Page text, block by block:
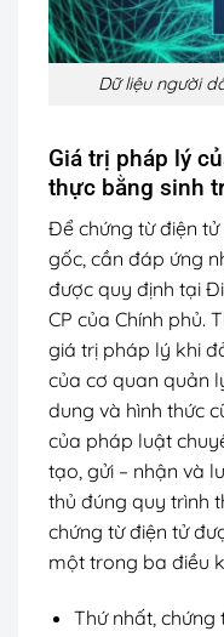
Dữ liệu người
Giá trị pháp lý
thực bằng sinh
Để chứng từ điện
gốc, cần đáp ứng
được quy định tại
CP của Chính phủ.
giá trị pháp lý khi
của cơ quan quản
dung và hình thức
của pháp luật
tạo, gửi – nhận và
thủ đúng quy trình
chứng từ điện tử
một trong ba điều
Thứ nhất,